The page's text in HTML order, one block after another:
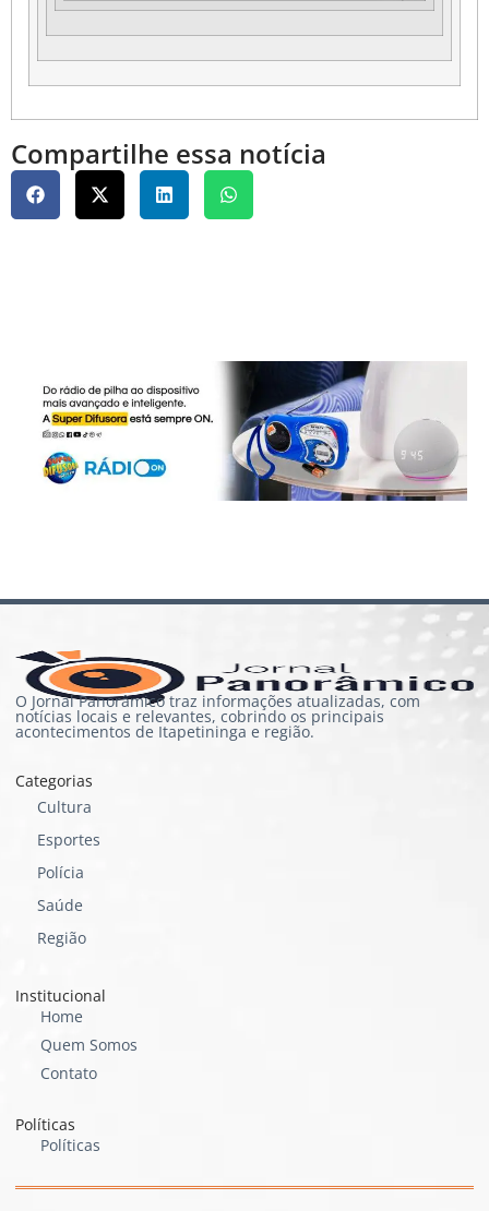
Compartilhe essa notícia
O Jornal Panorâmico traz informações atualizadas, com
notícias locais e relevantes, cobrindo os principais
acontecimentos de Itapetininga e região.
Categorias
Cultura
Esportes
Polícia
Saúde
Região
Institucional
Home
Quem Somos
Contato
Políticas
Políticas